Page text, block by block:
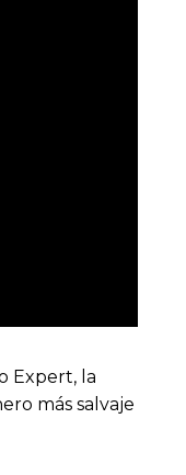
Expert, la
más salvaje